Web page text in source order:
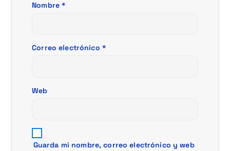
Nombre*
Correo electrónico *
Web
Guarda mi nombre, correo electrónico y web